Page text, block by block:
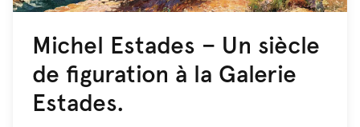
Michel Estades – Un siècle
de figuration à la Galerie
Estades.